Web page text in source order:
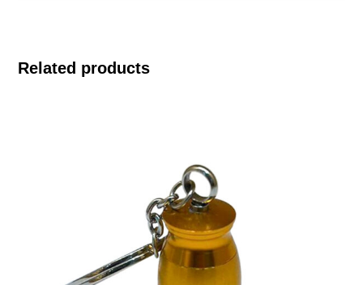
Related products